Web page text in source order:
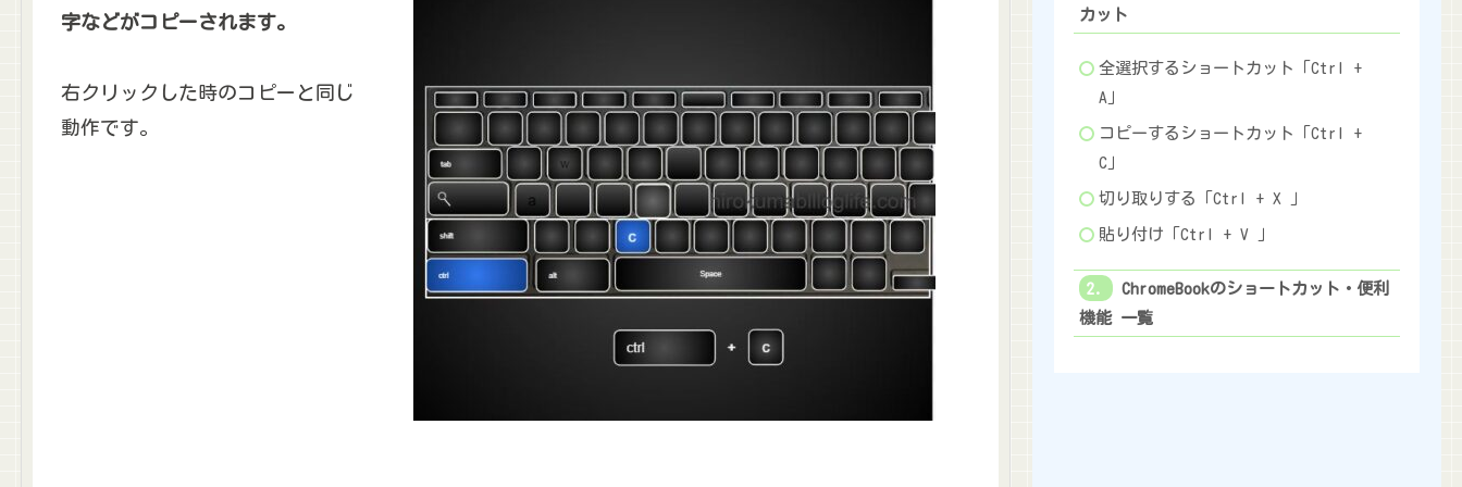
字などがコピーされます。
右クリックした時のコピーと同じ
動作です。
カット
全選択するショートカット「Ctrl +
A」
コピーするショートカット「Ctrl +
C」
切り取りする「Ctrl + X 」
貼り付け「Ctrl + V 」
ChromeBookのショートカット・便利
機能 一覧